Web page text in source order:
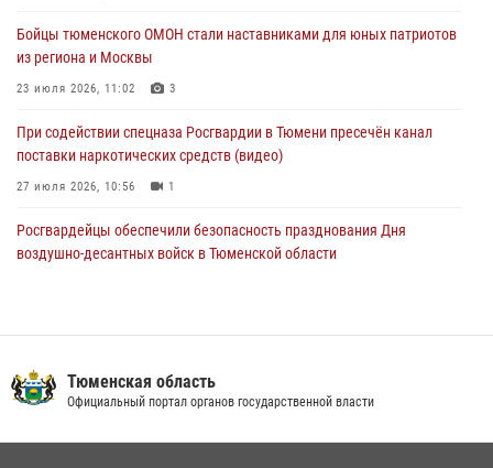
условиях в Тюменской области (видео)
04 августа 2026, 06:28
Бойцы тюменского ОМОН стали наставниками для юных патриотов
из региона и Москвы
23 июля 2026, 11:02 3
При содействии спецназа Росгвардии в Тюмени пресечён канал
поставки наркотических средств (видео)
27 июля 2026, 10:56 1
Росгвардейцы обеспечили безопасность празднования Дня
воздушно-десантных войск в Тюменской области
10 июля 2026, 11:46 7
Тюменская область
Официальный портал органов государственной власти